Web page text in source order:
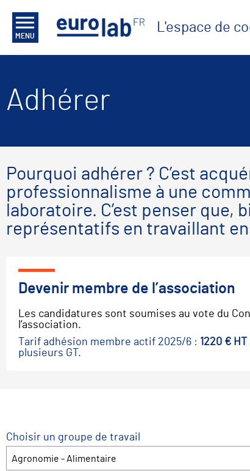
MENU
L'espace de
Adhérer
Pourquoi adhérer ? C’est
professionnalisme à une
laboratoire. C’est penser
représentatifs en travaillant
Devenir membre de l’association
Les candidatures sont soumises au vote du
l’association.
Tarif adhésion membre actif 2025/6 : 1220 € HT
plusieurs GT.
Choisir un groupe de travail
Agronomie - Alimentaire